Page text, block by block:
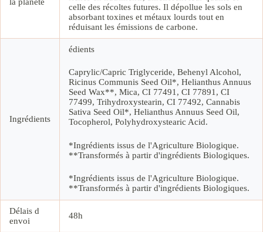
celle des récoltes futures. Il dépollue les sols en
absorbant toxines et métaux lourds tout en
réduisant les émissions de carbone.
Ingrédients
édients
Caprylic/Capric Triglyceride, Behenyl Alcohol,
Ricinus Communis Seed Oil*, Helianthus Annuus
Seed Wax**, Mica, CI 77491, CI 77891, CI
77499, Trihydroxystearin, CI 77492, Cannabis
Sativa Seed Oil*, Helianthus Annuus Seed Oil,
Tocopherol, Polyhydroxystearic Acid.
*Ingrédients issus de l'Agriculture Biologique.
**Transformés à partir d'ingrédients Biologiques.
*Ingrédients issus de l'Agriculture Biologique.
**Transformés à partir d'ingrédients Biologiques.
Délais d
envoi
48h